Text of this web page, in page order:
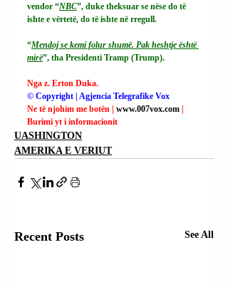
vendor “NBC”, duke theksuar se nëse do të
ishte e vërtetë, do të ishte në rregull.
“Mendoj se kemi folur shumë. Pak heshtje është
mirë”, tha Presidenti Tramp (Trump).
Nga z. Erton Duka.
© Copyright | Agjencia Telegrafike Vox
Ne të njohim me botën | www.007vox.com |
Burimi yt i informacionit
UASHINGTON
AMERIKA E VERIUT
Recent Posts See All